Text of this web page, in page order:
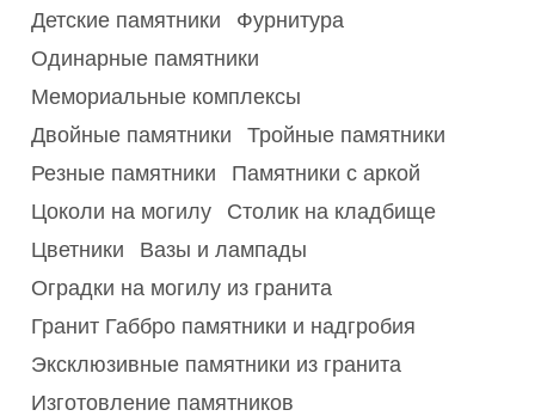
Детские памятники
Фурнитура
Одинарные памятники
Мемориальные комплексы
Двойные памятники
Тройные памятники
Резные памятники
Памятники с аркой
Цоколи на могилу
Столик на кладбище
Цветники
Вазы и лампады
Оградки на могилу из гранита
Гранит Габбро памятники и надгробия
Эксклюзивные памятники из гранита
Изготовление памятников